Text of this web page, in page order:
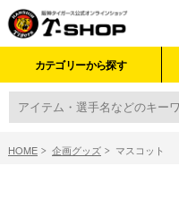
カテゴリーから探す
HOME 企画グッズ マスコット